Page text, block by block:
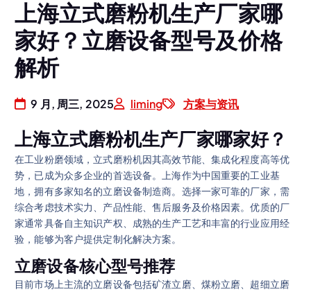
上海立式磨粉机生产厂家哪
家好？立磨设备型号及价格
解析
9 月, 周三, 2025 liming 方案与资讯
上海立式磨粉机生产厂家哪家好？
在工业粉磨领域，立式磨粉机因其高效节能、集成化程度高等优
势，已成为众多企业的首选设备。上海作为中国重要的工业基
地，拥有多家知名的立磨设备制造商。选择一家可靠的厂家，需
综合考虑技术实力、产品性能、售后服务及价格因素。优质的厂
家通常具备自主知识产权、成熟的生产工艺和丰富的行业应用经
验，能够为客户提供定制化解决方案。
立磨设备核心型号推荐
目前市场上主流的立磨设备包括矿渣立磨、煤粉立磨、超细立磨